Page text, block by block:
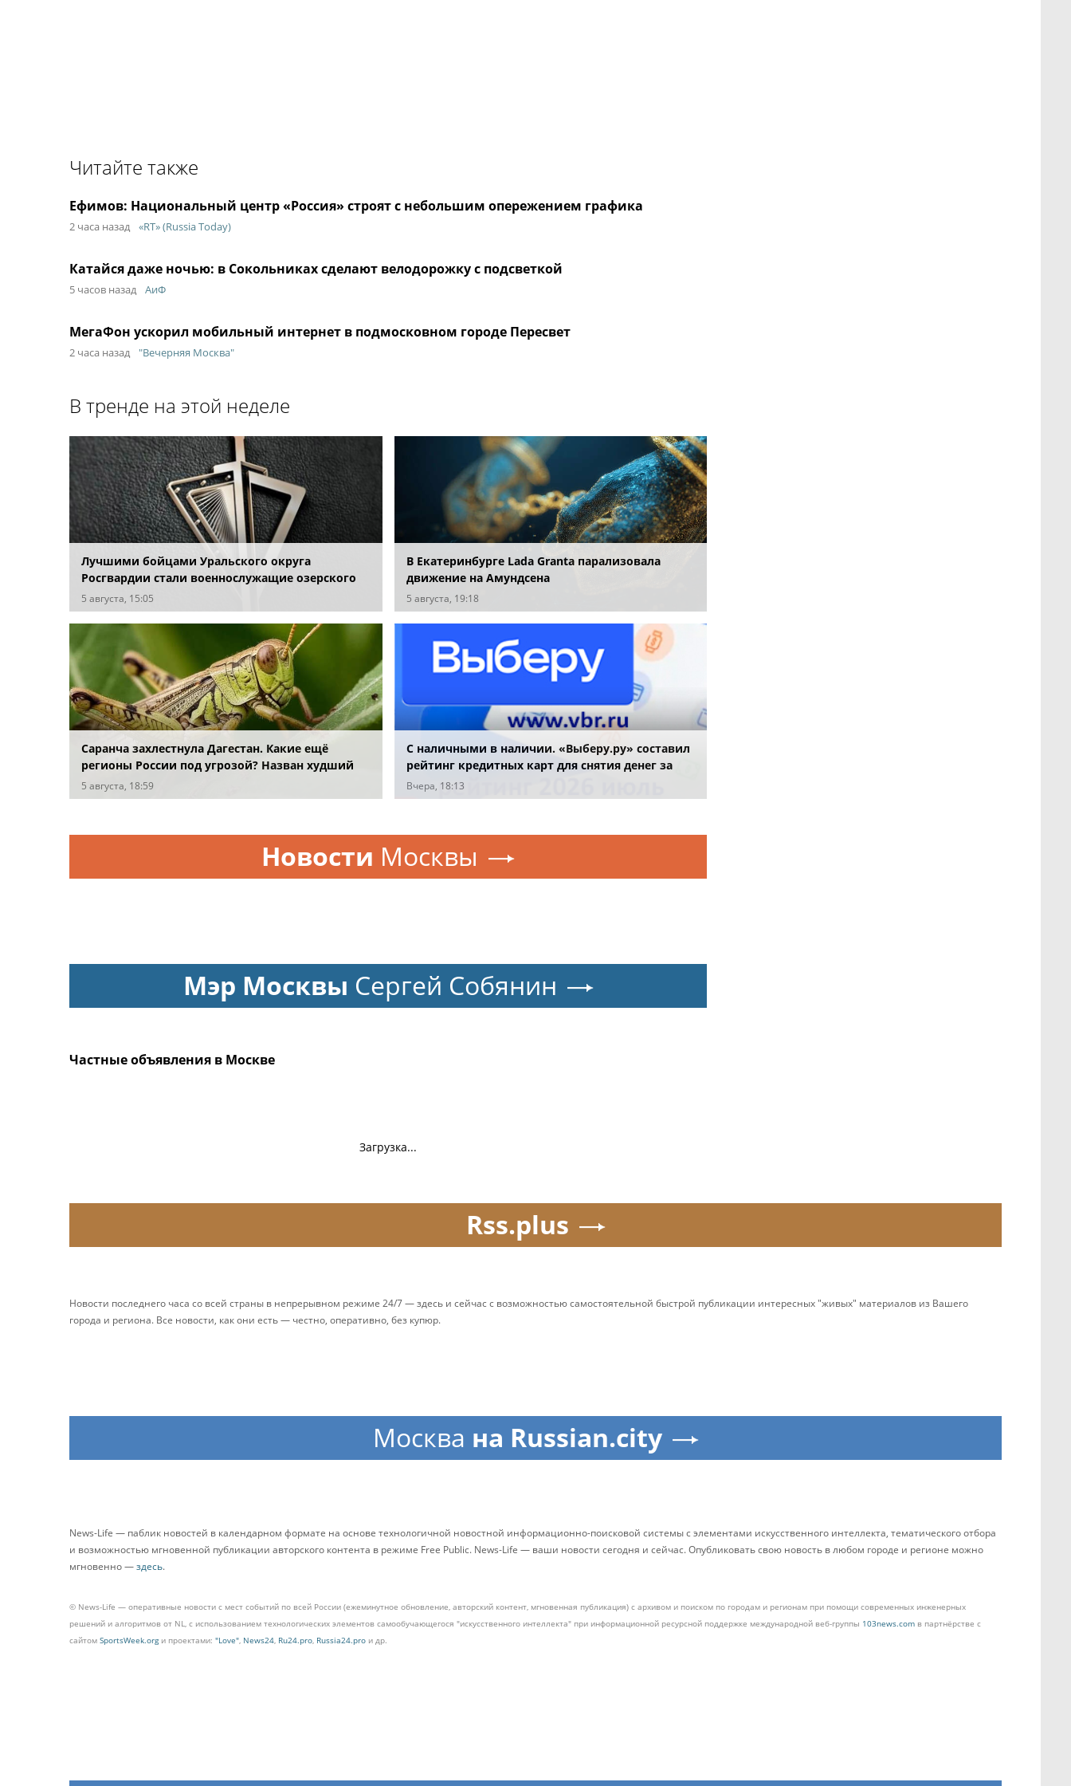
Читайте также
Ефимов: Национальный центр «Россия» строят с небольшим опережением графика
2 часа назад «RT» (Russia Today)
Катайся даже ночью: в Сокольниках сделают велодорожку с подсветкой
5 часов назад АиФ
МегаФон ускорил мобильный интернет в подмосковном городе Пересвет
2 часа назад "Вечерняя Москва"
В тренде на этой неделе
Лучшими бойцами Уральского округа
Росгвардии стали военнослужащие озерского
соединения по охране важных государственных
объектов
5 августа, 15:05
В Екатеринбурге Lada Granta парализовала
движение на Амундсена
5 августа, 19:18
Саранча захлестнула Дагестан. Какие ещё
регионы России под угрозой? Назван худший
сценарий
5 августа, 18:59
С наличными в наличии. «Выберу.ру» составил
рейтинг кредитных карт для снятия денег за
июль 2026 года
Вчера, 18:13
Новости Москвы
Мэр Москвы Сергей Собянин
Частные объявления в Москве
Загрузка...
Rss.plus
Новости последнего часа со всей страны в непрерывном режиме 24/7 — здесь и сейчас с возможностью самостоятельной быстрой публикации интересных "живых" материалов из Вашего
города и региона. Все новости, как они есть — честно, оперативно, без купюр.
Москва на Russian.city
News-Life — паблик новостей в календарном формате на основе технологичной новостной информационно-поисковой системы с элементами искусственного интеллекта, тематического отбора
и возможностью мгновенной публикации авторского контента в режиме Free Public. News-Life — ваши новости сегодня и сейчас. Опубликовать свою новость в любом городе и регионе можно
мгновенно —здесь.
© News-Life — оперативные новости с мест событий по всей России (ежеминутное обновление, авторский контент, мгновенная публикация) с архивом и поиском по городам и регионам при помощи современных инженерных
решений и алгоритмов от NL, с использованием технологических элементов самообучающегося "искусственного интеллекта" при информационной ресурсной поддержке международной веб-группы 103news.com в партнёрстве с
сайтом SportsWeek.orgи проектами: "Love", News24, Ru24.pro, Russia24.pro и др.